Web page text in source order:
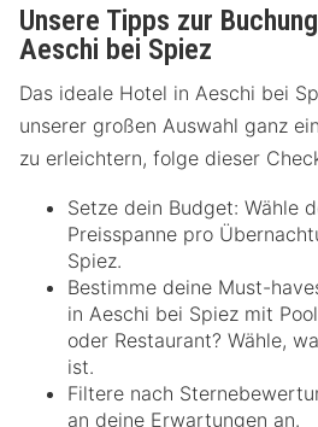
Unsere Tipps zur
Aeschi bei Spiez
Das ideale Hotel in Aeschi bei
unserer großen Auswahl ganz
zu erleichtern, folge dieser
Setze dein Budget: Wähle
Preisspanne pro
Spiez.
Bestimme deine Must-
in Aeschi bei Spiez mit
oder Restaurant? Wähle,
ist.
Filtere nach
an deine Erwartungen an.